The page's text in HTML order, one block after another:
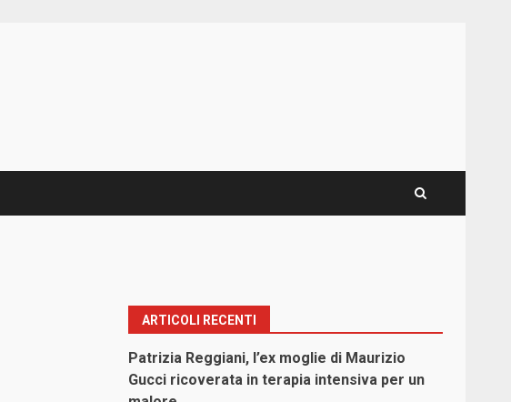
ARTICOLI RECENTI
Patrizia Reggiani, l’ex moglie di Maurizio
Gucci ricoverata in terapia intensiva per un